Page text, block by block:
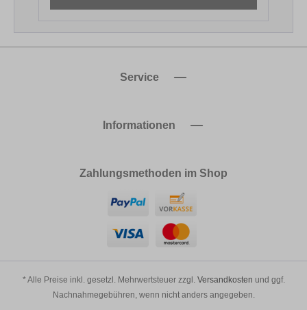
Service
Informationen
Zahlungsmethoden im Shop
* Alle Preise inkl. gesetzl. Mehrwertsteuer zzgl. Versandkosten und ggf.
Nachnahmegebühren, wenn nicht anders angegeben.